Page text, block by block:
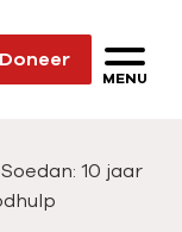
Doneer
MENU
10 jaar